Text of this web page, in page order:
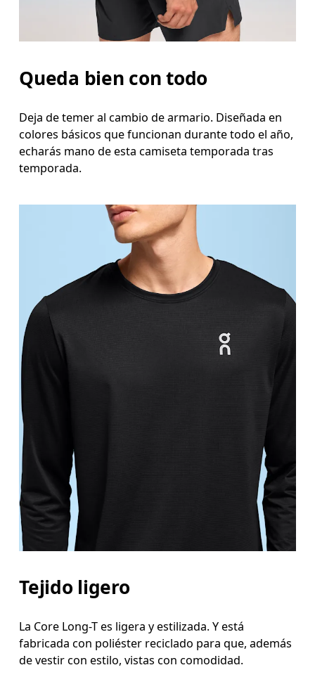
Queda bien con todo
Deja de temer al cambio de armario. Diseñada en
colores básicos que funcionan durante todo el año,
echarás mano de esta camiseta temporada tras
temporada.
Tejido ligero
La Core Long-T es ligera y estilizada. Y está
fabricada con poliéster reciclado para que, además
de vestir con estilo, vistas con comodidad.